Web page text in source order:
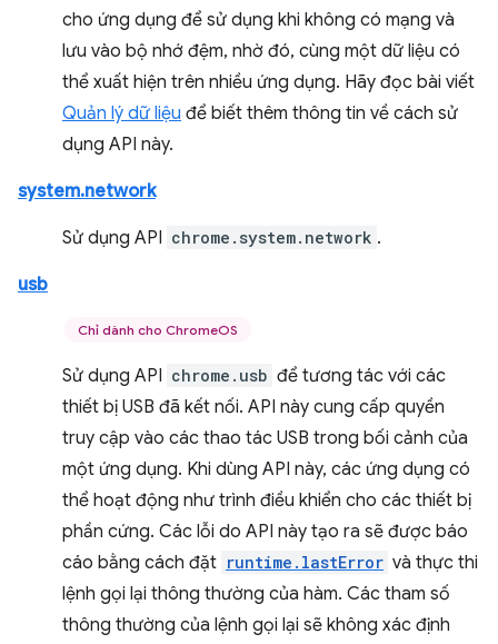
cho ứng dụng để sử dụng khi không có mạng và
lưu vào bộ nhớ đệm, nhờ đó, cùng một dữ liệu có
thể xuất hiện trên nhiều ứng dụng. Hãy đọc bài viết
Quản lý dữ liệu để biết thêm thông tin về cách sử
dụng API này.
system.network
Sử dụng API chrome.system.network .
usb
Chỉ dành cho ChromeOS
Sử dụng API chrome.usb để tương tác với các
thiết bị USB đã kết nối. API này cung cấp quyền
truy cập vào các thao tác USB trong bối cảnh của
một ứng dụng. Khi dùng API này, các ứng dụng có
thể hoạt động như trình điều khiển cho các thiết bị
phần cứng. Các lỗi do API này tạo ra sẽ được báo
cáo bằng cách đặt runtime.lastError và thực thi
lệnh gọi lại thông thường của hàm. Các tham số
thông thường của lệnh gọi lại sẽ không xác định